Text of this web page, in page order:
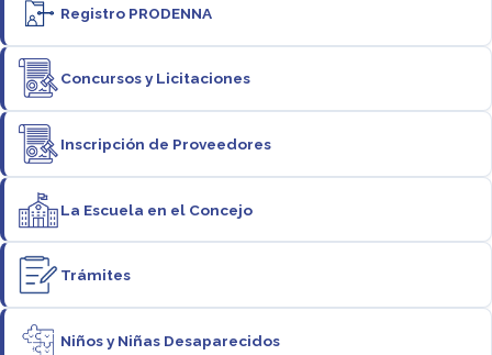
Registro PRODENNA
Concursos y Licitaciones
Inscripción de Proveedores
La Escuela en el Concejo
Trámites
Niños y Niñas Desaparecidos